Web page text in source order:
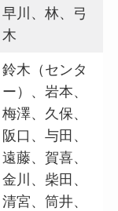
早川、林、弓
木
鈴木（センタ
ー）、岩本、
梅澤、久保、
阪口、与田、
遠藤、賀喜、
金川、柴田、
清宮、筒井、